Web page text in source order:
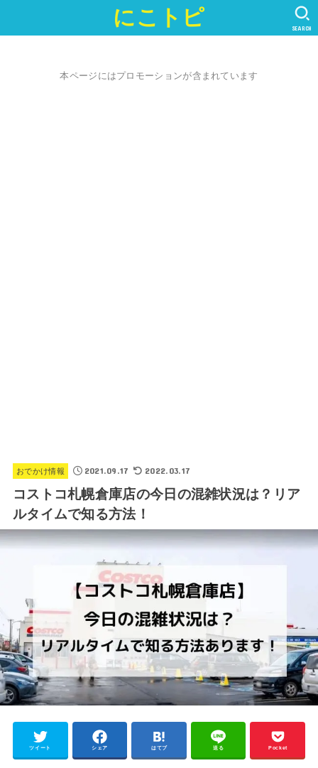
にこトピ SEARCH
本ページにはプロモーションが含まれています
おでかけ情報 2021.09.17 2022.03.17
コストコ札幌倉庫店の今日の混雑状況は？リア
ルタイムで知る方法！
ツイート シェア はてブ 送る Pocket